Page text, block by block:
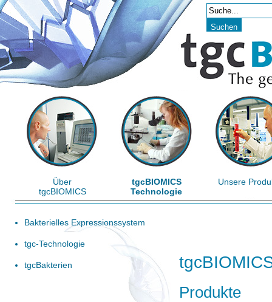
Über
tgcBIOMICS
tgcBIOMICS
Technologie
Bakterielles Expressionssystem
tgc-Technologie
tgcBakterien
Unsere
Produkte